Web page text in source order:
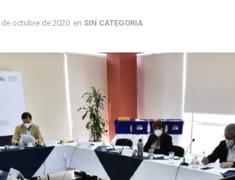
de octubre de 2020 en SIN CATEGORIA